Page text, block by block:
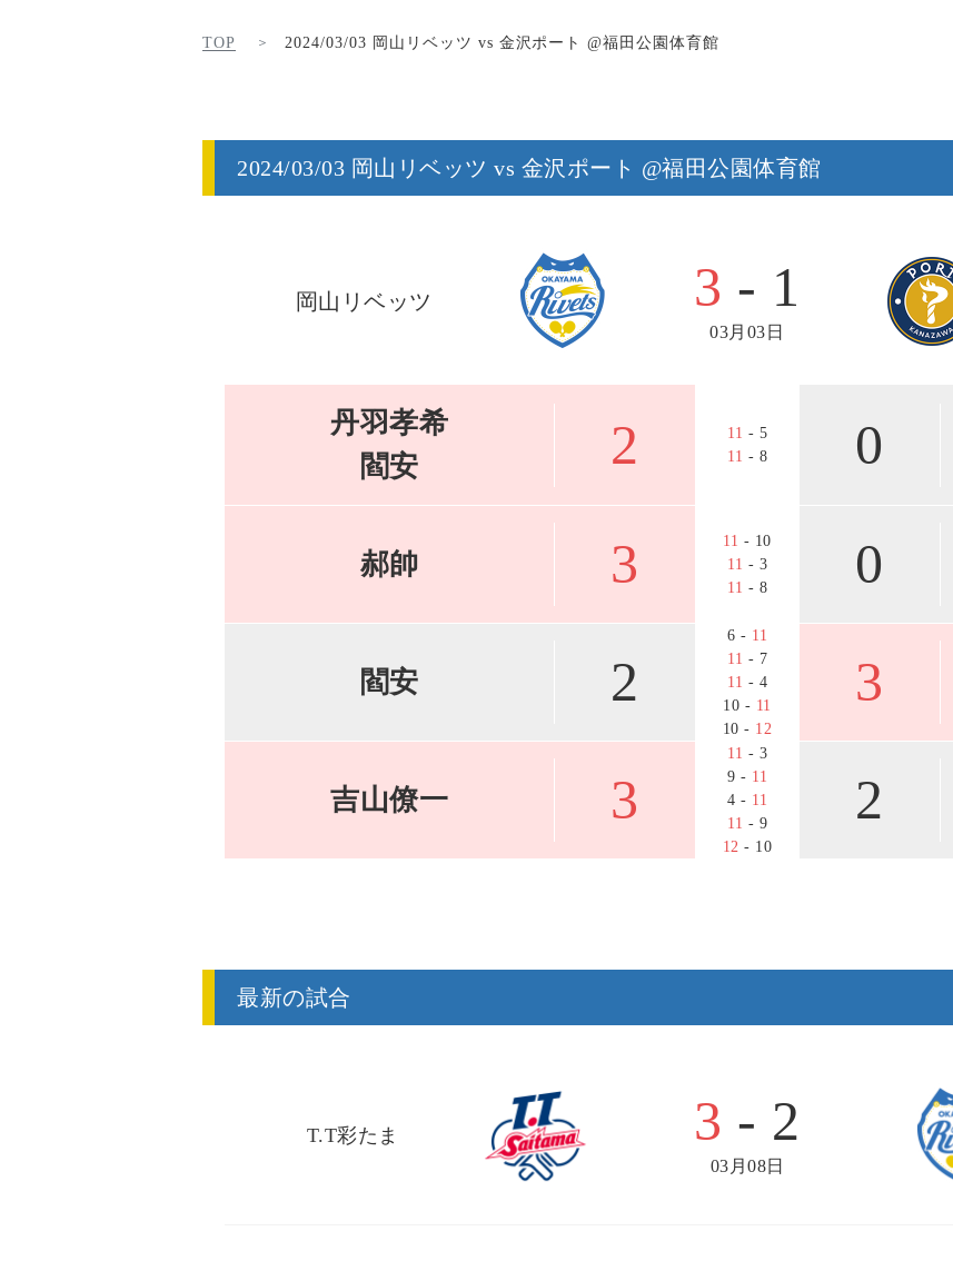
TOP 2024/03/03 岡山リベッツ vs 金沢ポート @福田公園体育館
2024/03/03 岡山リベッツ vs 金沢ポート @福田公園体育館
岡山リベッツ 3 - 1
03月03日
2
丹羽孝希
閻安
11 - 5
11 - 8 0
3
郝帥
11 - 10
11 - 3
11 - 8 0
2
閻安
6 - 11
11 - 7
11 - 4
10 - 11
10 - 12
3
3
吉山僚一
11 - 3
9 - 11
4 - 11
11 - 9
12 - 10
2
最新の試合
T.T彩たま 3 - 2
03月08日